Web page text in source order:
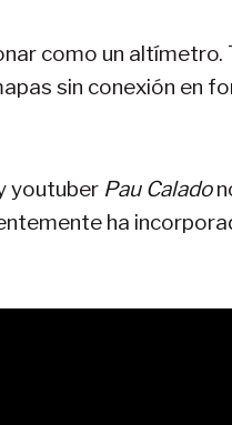
como un altímetro.
sin conexión en
youtuber Pau Calado
ha